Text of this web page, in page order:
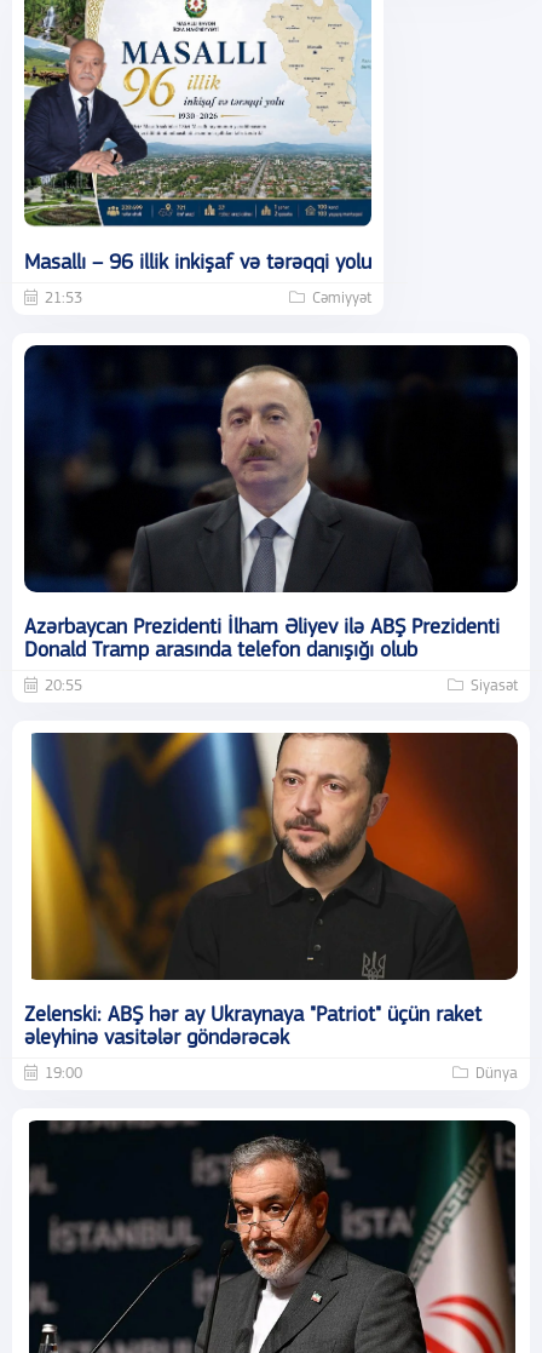
Masallı – 96 illik inkişaf və tərəqqi yolu
21:53 Cəmiyyət
Azərbaycan Prezidenti İlham Əliyev ilə ABŞ Prezidenti
Donald Tramp arasında telefon danışığı olub
20:55 Siyasət
Zelenski: ABŞ hər ay Ukraynaya "Patriot" üçün raket
əleyhinə vasitələr göndərəcək
19:00 Dünya